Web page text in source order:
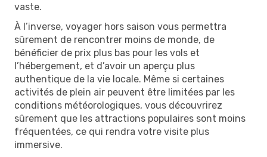
vaste.
À l’inverse, voyager hors saison vous permettra
sûrement de rencontrer moins de monde, de
bénéficier de prix plus bas pour les vols et
l’hébergement, et d’avoir un aperçu plus
authentique de la vie locale. Même si certaines
activités de plein air peuvent être limitées par les
conditions météorologiques, vous découvrirez
sûrement que les attractions populaires sont moins
fréquentées, ce qui rendra votre visite plus
immersive.